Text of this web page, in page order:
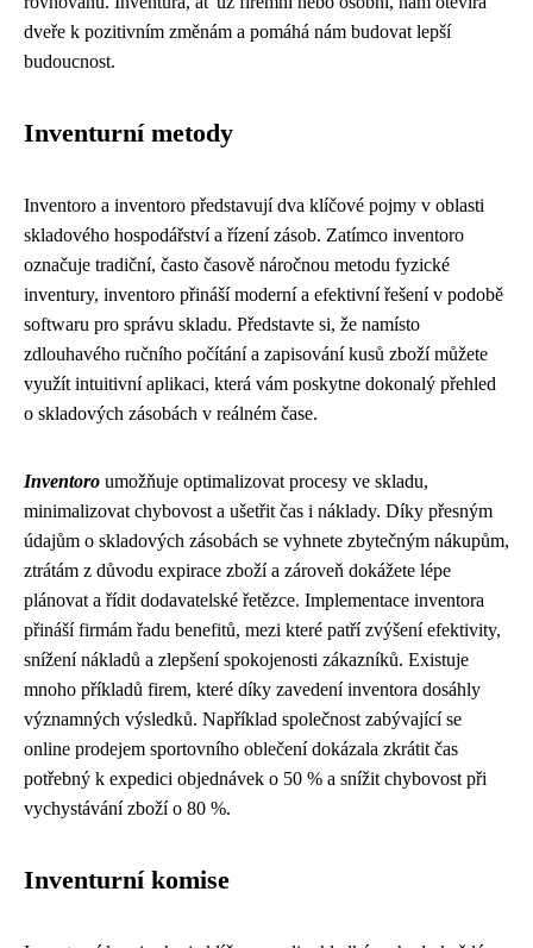
dveře k pozitivním změnám a pomáhá nám budovat lepší
budoucnost.
Inventurní metody
Inventoro a inventoro představují dva klíčové pojmy v oblasti
skladového hospodářství a řízení zásob. Zatímco inventoro
označuje tradiční, často časově náročnou metodu fyzické
inventury, inventoro přináší moderní a efektivní řešení v podobě
softwaru pro správu skladu. Představte si, že namísto
zdlouhavého ručního počítání a zapisování kusů zboží můžete
využít intuitivní aplikaci, která vám poskytne dokonalý přehled
o skladových zásobách v reálném čase.
Inventoro umožňuje optimalizovat procesy ve skladu,
minimalizovat chybovost a ušetřit čas i náklady. Díky přesným
údajům o skladových zásobách se vyhnete zbytečným nákupům,
ztrátám z důvodu expirace zboží a zároveň dokážete lépe
plánovat a řídit dodavatelské řetězce. Implementace inventora
přináší firmám řadu benefitů, mezi které patří zvýšení efektivity,
snížení nákladů a zlepšení spokojenosti zákazníků. Existuje
mnoho příkladů firem, které díky zavedení inventora dosáhly
významných výsledků. Například společnost zabývající se
online prodejem sportovního oblečení dokázala zkrátit čas
potřebný k expedici objednávek o 50 % a snížit chybovost při
vychystávání zboží o 80 %.
Inventurní komise